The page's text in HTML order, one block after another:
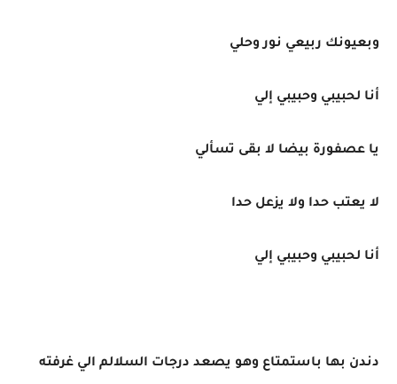
وبعيونك ربيعي نور وحلي
أنا لحبيبي وحبيبي إلي
يا عصفورة بيضا لا بقى تسألي
لا يعتب حدا ولا يزعل حدا
أنا لحبيبي وحبيبي إلي
دندن بها باستمتاع وهو يصعد درجات السلالم الي غرفته